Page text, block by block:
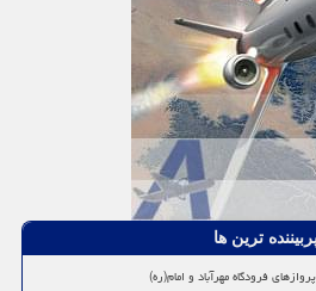
ترین ها
فرودگاه مهرآباد و امام(ره)